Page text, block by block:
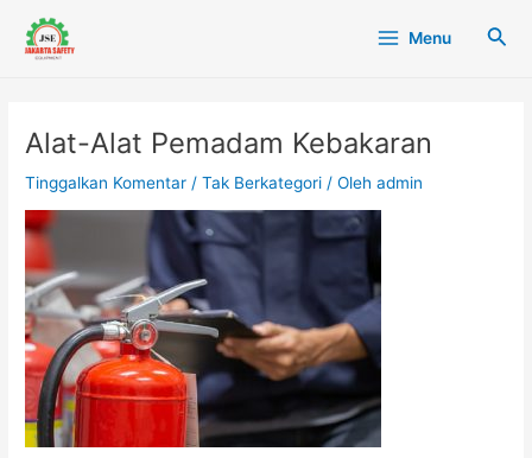
konten
Menu Cari
Alat-Alat Pemadam Kebakaran
Tinggalkan Komentar /Tak Berkategori / Olehadmin
navigation